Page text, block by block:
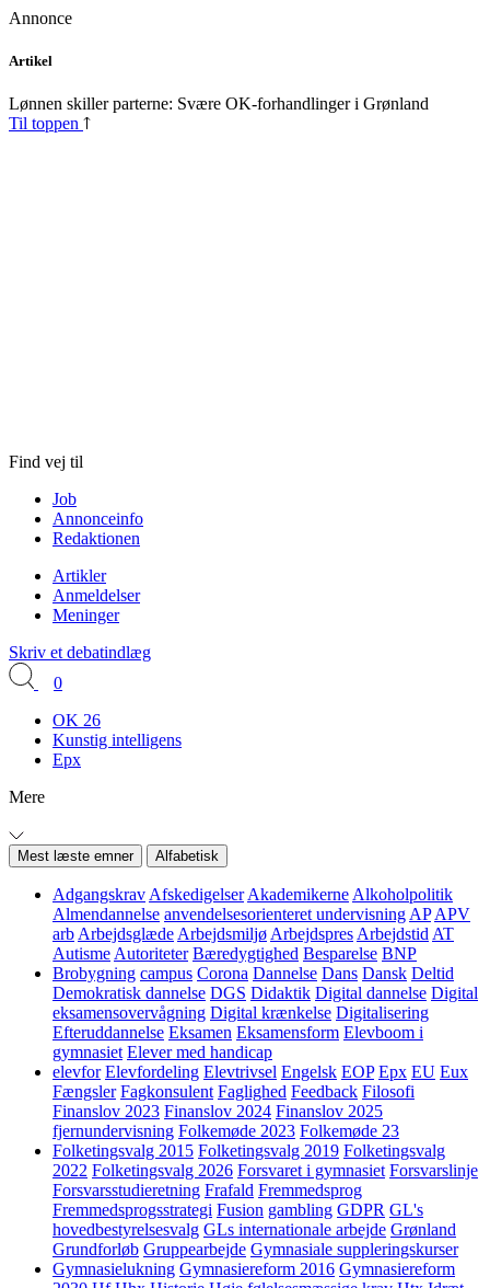
Annonce
Skip
content
Artikel
Lønnen skiller parterne: Svære OK-forhandlinger i Grønland
Til toppen
Find vej til
Job
Annonceinfo
Redaktionen
Artikler
Anmeldelser
Meninger
Skriv et debatindlæg
0
OK 26
Kunstig intelligens
Epx
Mere
Mest læste emner Alfabetisk
Adgangskrav Afskedigelser Akademikerne Alkoholpolitik
Almendannelse anvendelsesorienteret undervisning AP APV
arb Arbejdsglæde Arbejdsmiljø Arbejdspres Arbejdstid AT
Autisme Autoriteter Bæredygtighed Besparelse BNP
Brobygning campus Corona Dannelse Dans Dansk Deltid
Demokratisk dannelse DGS Didaktik Digital dannelse Digital
eksamensovervågning Digital krænkelse Digitalisering
Efteruddannelse Eksamen Eksamensform Elevboom i
gymnasiet Elever med handicap
elevfor Elevfordeling Elevtrivsel Engelsk EOP Epx EU Eux
Fængsler Fagkonsulent Faglighed Feedback Filosofi
Finanslov 2023 Finanslov 2024 Finanslov 2025
fjernundervisning Folkemøde 2023 Folkemøde 23
Folketingsvalg 2015 Folketingsvalg 2019 Folketingsvalg
2022 Folketingsvalg 2026 Forsvaret i gymnasiet Forsvarslinje
Forsvarsstudieretning Frafald Fremmedsprog
Fremmedsprogsstrategi Fusion gambling GDPR GL's
hovedbestyrelsesvalg GLs internationale arbejde Grønland
Grundforløb Gruppearbejde Gymnasiale suppleringskurser
Gymnasielukning Gymnasiereform 2016 Gymnasiereform